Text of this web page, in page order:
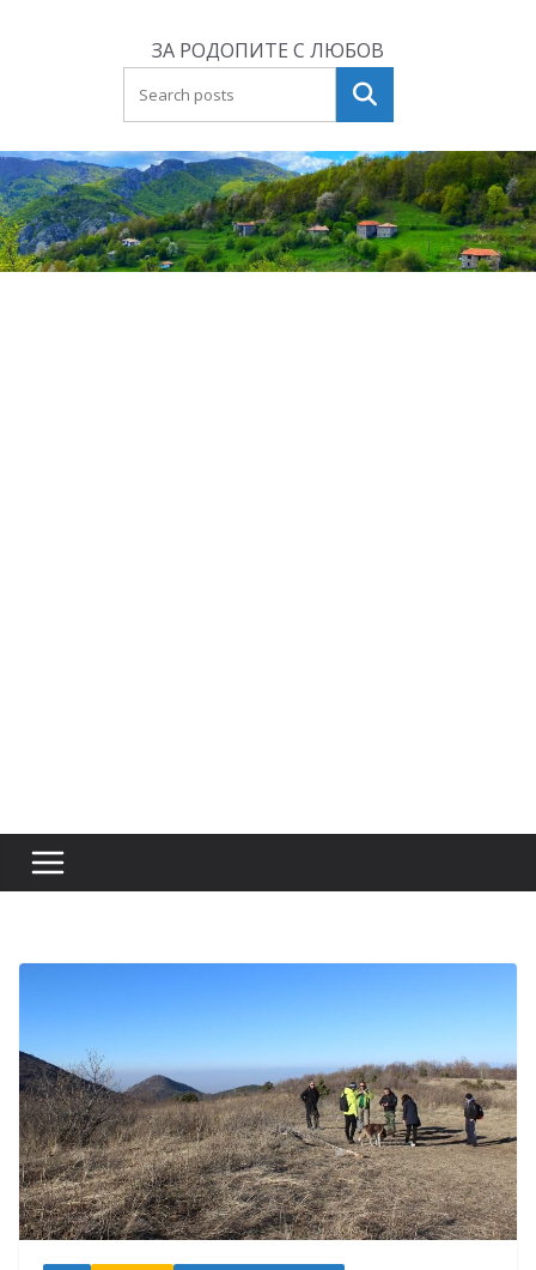
ЗА РОДОПИТЕ С ЛЮБОВ
Търсене